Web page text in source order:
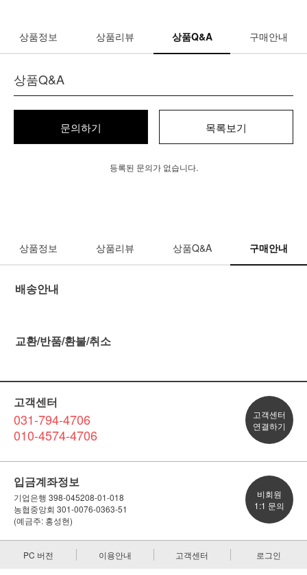
상품정보 상품리뷰 상품Q&A 구매안내
상품Q&A
문의하기 목록보기
등록된 문의가 없습니다.
상품정보 상품리뷰 상품Q&A 구매안내
배송안내
교환/반품/환불/취소
고객센터
031-794-4706
010-4574-4706
고객센터
연결하기
입금계좌정보
기업은행 398-045208-01-018
농협중앙회 301-0076-0363-51
(예금주: 홍성현)
비회원
1:1 문의
PC 버전 이용안내 고객센터 로그인